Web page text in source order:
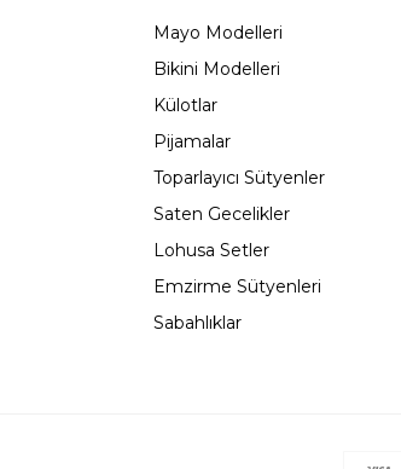
Mayo Modelleri
Bikini Modelleri
Külotlar
Pijamalar
Toparlayıcı Sütyenler
Saten Gecelikler
Lohusa Setler
Emzirme Sütyenleri
Sabahlıklar